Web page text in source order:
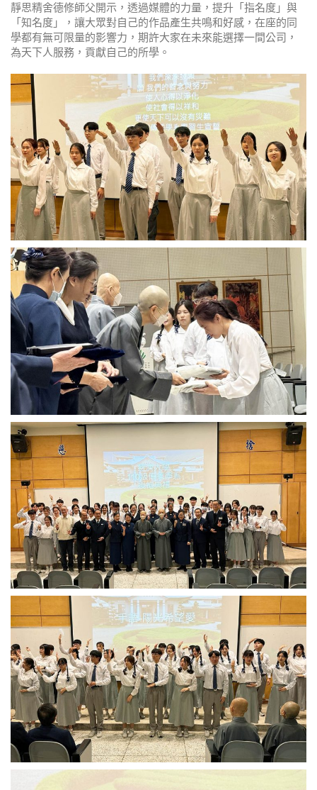
靜思精舍德修師父開示，透過媒體的力量，提升「指名度」與
「知名度」，讓大眾對自己的作品產生共鳴和好感，在座的同
學都有無可限量的影響力，期許大家在未來能選擇一間公司，
為天下人服務，貢獻自己的所學。